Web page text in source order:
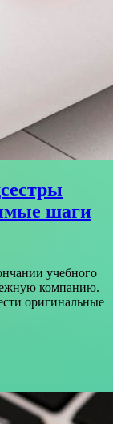
шаги
учебного
компанию.
оригинальные